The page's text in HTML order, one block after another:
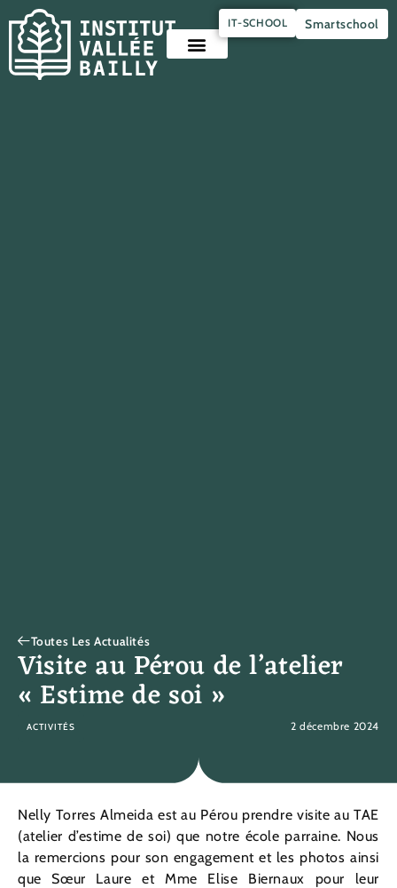
IT-SCHOOL Smartschool
Toutes Les Actualités
Visite au Pérou de l’atelier
« Estime de soi »
ACTIVITÉS 2 décembre 2024
Nelly Torres Almeida est au Pérou prendre visite au TAE
(atelier d’estime de soi) que notre école parraine. Nous
la remercions pour son engagement et les photos ainsi
que Sœur Laure et Mme Elise Biernaux pour leur
Panneau de gestion des cookies